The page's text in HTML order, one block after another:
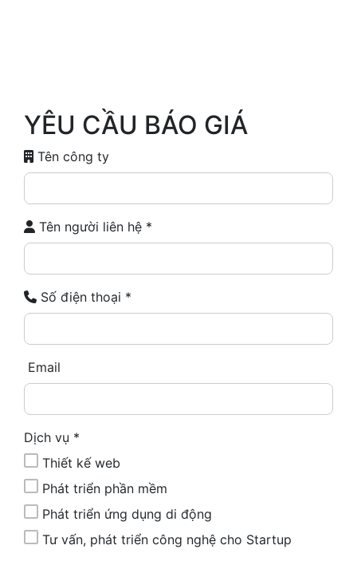
YÊU CẦU BÁO GIÁ
Tên công ty
Tên người liên hệ *
Số điện thoại *
Email
Dịch vụ *
Thiết kế web
Phát triển phần mềm
Phát triển ứng dụng di động
Tư vấn, phát triển công nghệ cho Startup